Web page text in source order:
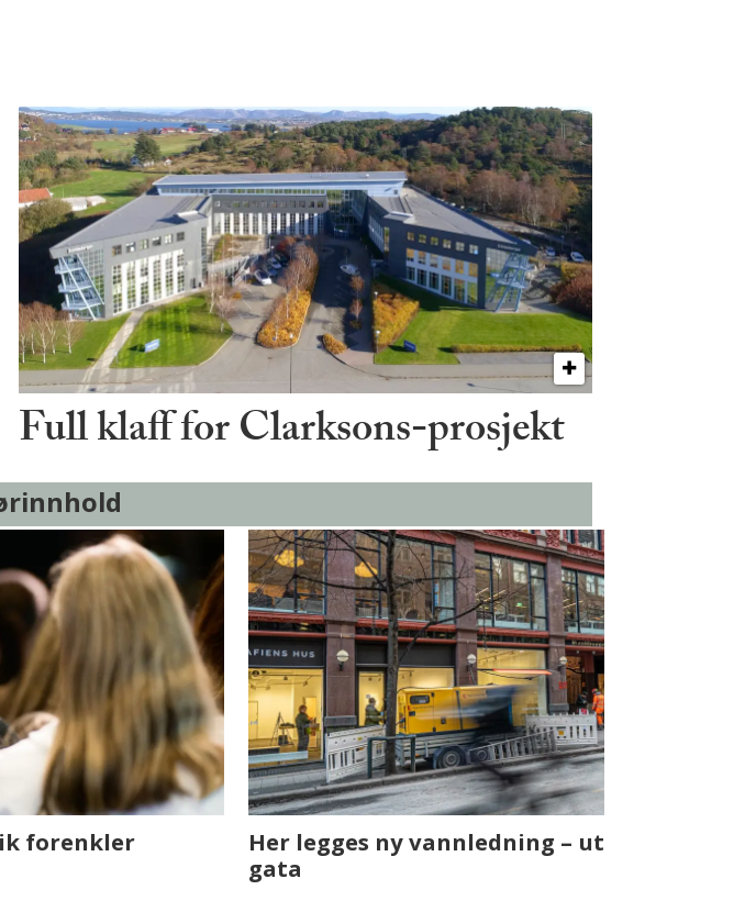
Full klaff for Clarksons-prosjekt
Det er i Drammen det skjer